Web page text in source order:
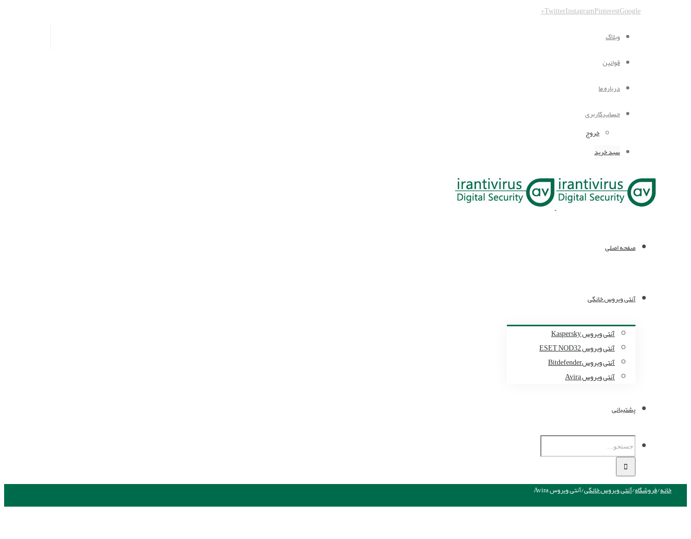
TwitterInstagramPinterestGoogle+
وبلاگ
قوانین
درباره ما
حساب کاربری
خروج
سبد خرید
صفحه اصلی
آنتی ویروس خانگی
آنتی ویروس Kaspersky
آنتی ویروس ESET NOD32
آنتی ویروسBitdefender
آنتی ویروس Avira
پشتیبانی
خانه/فروشگاه/آنتی ویروس خانگی/آنتی ویروس Avira